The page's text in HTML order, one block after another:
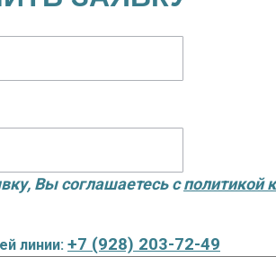
Вы соглашаетесь сполитикой
линии: +7 (928) 203-72-49